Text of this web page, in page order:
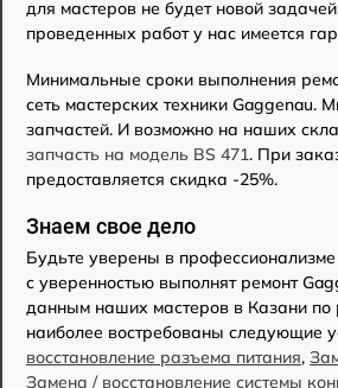
для мастеров не будет новой
проведенных работ у нас имеется
Минимальные сроки выполнения
сеть мастерских техники Gaggenau.
запчастей. И возможно на наших
запчасть на модель BS 471. При
предоставляется скидка -25%.
Знаем свое дело
Будьте уверены в
с уверенностью выполнят ремонт
данным наших мастеров в Казани по
наиболее востребованы следующие
восстановление разъема питания,
Замена / восстановление системы